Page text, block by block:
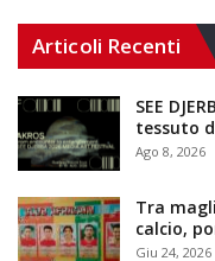
Articoli Recenti
SEE
tessuto
Ago 8, 2026
Tra
calcio,
Giu 24, 2026